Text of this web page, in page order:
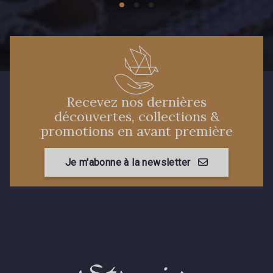
Recevez nos dernières
découvertes, collections &
promotions en avant première
Je m'abonne à la newsletter